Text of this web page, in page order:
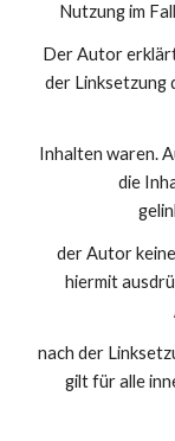
Nutzung im
Der Autor
der Linksetzung
Inhalten waren.
die
der Autor
hiermit
nach der
gilt für alle